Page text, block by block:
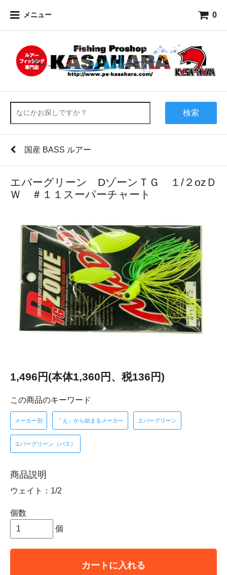
メニュー 0
検索
国産 BASS ルアー
エバーグリーン DゾーンＴＧ １/２ozＤ
Ｗ ＃１１スーパーチャート
1,496円(本体1,360円、税136円)
この商品のキーワード
メーカー別 「え」から始まるメーカー エバーグリーン
エバーグリーン（バス）
商品説明
ウェイト：1/2
個数
個
カートに入れる